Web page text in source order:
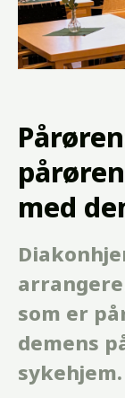
med
som er
demens
sykehjem.